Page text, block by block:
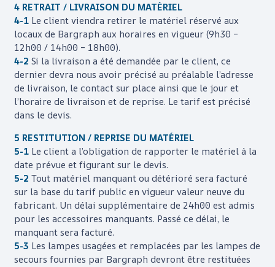
4 RETRAIT / LIVRAISON DU MATÉRIEL
4-1 Le client viendra retirer le matériel réservé aux
locaux de Bargraphaux horaires en vigueur (9h30 –
12h00 / 14h00 – 18h00).
4-2 Si la livraison a été demandée par le client, ce
dernier devra nous avoir précisé au préalable l’adresse
de livraison, le contact sur place ainsi que le jour et
l’horaire de livraison et de reprise. Le tarif est précisé
dans le devis.
5 RESTITUTION / REPRISE DU MATÉRIEL
5-1 Le client a l’obligation de rapporter le matériel à la
date prévue et figurant sur le devis.
5-2 Tout matériel manquant ou détérioré sera facturé
sur la base du tarif public en vigueur valeur neuve du
fabricant. Un délai supplémentaire de 24h00 est admis
pour les accessoires manquants. Passé ce délai, le
manquant sera facturé.
5-3 Les lampes usagées et remplacées par les lampes de
secours fournies par Bargraphdevront être restituées